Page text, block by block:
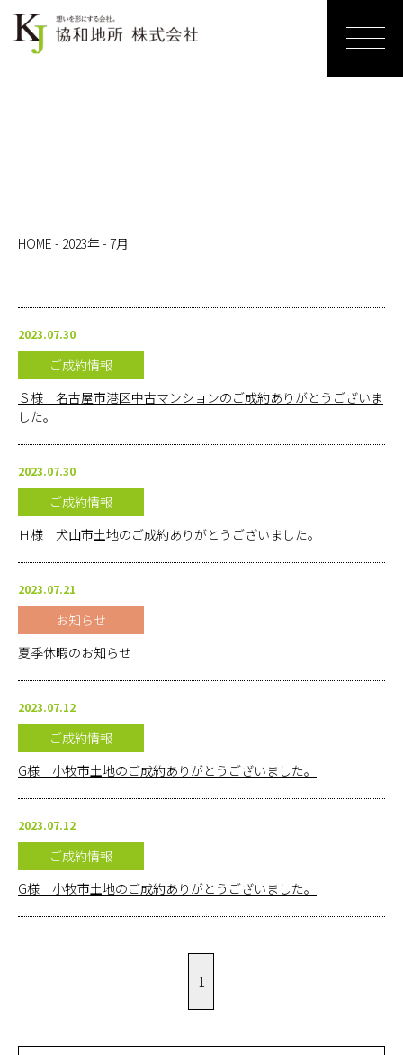
ホーム
お知らせ
HOME - 2023年- 7月
2023.07.30
ご成約情報
Ｓ様 名古屋市港区中古マンションのご成約ありがとうございま
した。
2023.07.30
ご成約情報
Ｈ様 犬山市土地のご成約ありがとうございました。
2023.07.21
お知らせ
夏季休暇のお知らせ
2023.07.12
ご成約情報
G様 小牧市土地のご成約ありがとうございました。
2023.07.12
ご成約情報
G様 小牧市土地のご成約ありがとうございました。
1